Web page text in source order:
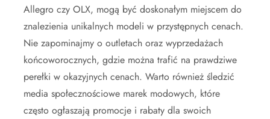
Allegro czy OLX, mogą być doskonałym miejscem do
znalezienia unikalnych modeli w przystępnych cenach.
Nie zapominajmy o outletach oraz wyprzedażach
końcoworocznych, gdzie można trafić na prawdziwe
perełki w okazyjnych cenach. Warto również śledzić
media społecznościowe marek modowych, które
często ogłaszają promocje i rabaty dla swoich